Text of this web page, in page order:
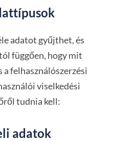
adatot gyűjthet, és
függően, hogy mit
felhasználószerzési
viselkedési
tudnia kell:
adatok